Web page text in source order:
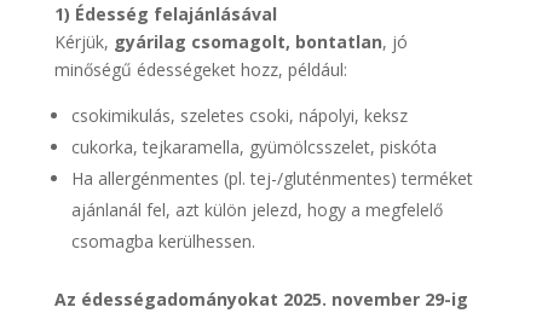
1) Édesség felajánlásával
Kérjük, gyárilag csomagolt, bontatlan, jó
minőségű édességeket hozz, például:
csokimikulás, szeletes csoki, nápolyi, keksz
cukorka, tejkaramella, gyümölcsszelet, piskóta
Ha allergénmentes (pl. tej-/gluténmentes) terméket
ajánlanál fel, azt külön jelezd, hogy a megfelelő
csomagba kerülhessen.
Az édességadományokat 2025. november 29-ig